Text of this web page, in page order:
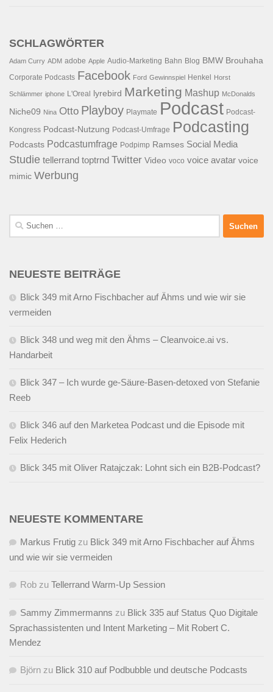
SCHLAGWÖRTER
Adam Curry ADM adobe Apple Audio-Marketing Bahn Blog BMW Brouhaha
Corporate Podcasts Facebook Ford Gewinnspiel Henkel Horst
Schlämmer iphone L'Oreal lyrebird Marketing Mashup McDonalds
Niche09 Nina Otto Playboy Playmate Podcast Podcast-
Kongress Podcast-Nutzung Podcast-Umfrage Podcasting
Podcasts Podcastumfrage Podpimp Ramses Social Media
Studie tellerrand toptrnd Twitter Video voco voice avatar voice
mimic Werbung
Suchen
nach:
NEUESTE BEITRÄGE
Blick 349 mit Arno Fischbacher auf Ähms und wie wir sie
vermeiden
Blick 348 und weg mit den Ähms – Cleanvoice.ai vs.
Handarbeit
Blick 347 – Ich wurde ge-Säure-Basen-detoxed von Stefanie
Reeb
Blick 346 auf den Marketea Podcast und die Episode mit
Felix Hederich
Blick 345 mit Oliver Ratajczak: Lohnt sich ein B2B-Podcast?
NEUESTE KOMMENTARE
Markus Frutig zu Blick 349 mit Arno Fischbacher auf Ähms
und wie wir sie vermeiden
Rob zu Tellerrand Warm-Up Session
Sammy Zimmermanns zu Blick 335 auf Status Quo Digitale
Sprachassistenten und Intent Marketing – Mit Robert C.
Mendez
Björn zu Blick 310 auf Podbubble und deutsche Podcasts